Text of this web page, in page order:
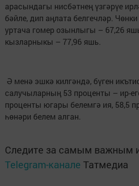
арасындагы нисбәтнең үзгәрүе
бәйле, дип аңлата белгечләр.
уртача гомер озынлыгы – 67,26
кызларныкы – 77,96 яшь.
Ә менә эшкә килгәндә, бүген
салучыларның 53 проценты – ир-
проценты югары белемгә ия, 58,5
һөнәри белем алган.
Следите за самым важным
Telegram-канале Татмедиа